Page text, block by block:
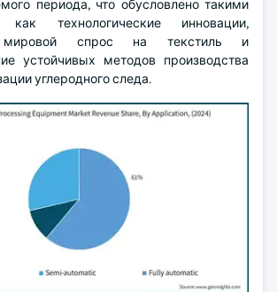
периода, что обусловлено такими
как технологические инновации,
мировой спрос на текстиль и
устойчивых методов производства
углеродного следа.